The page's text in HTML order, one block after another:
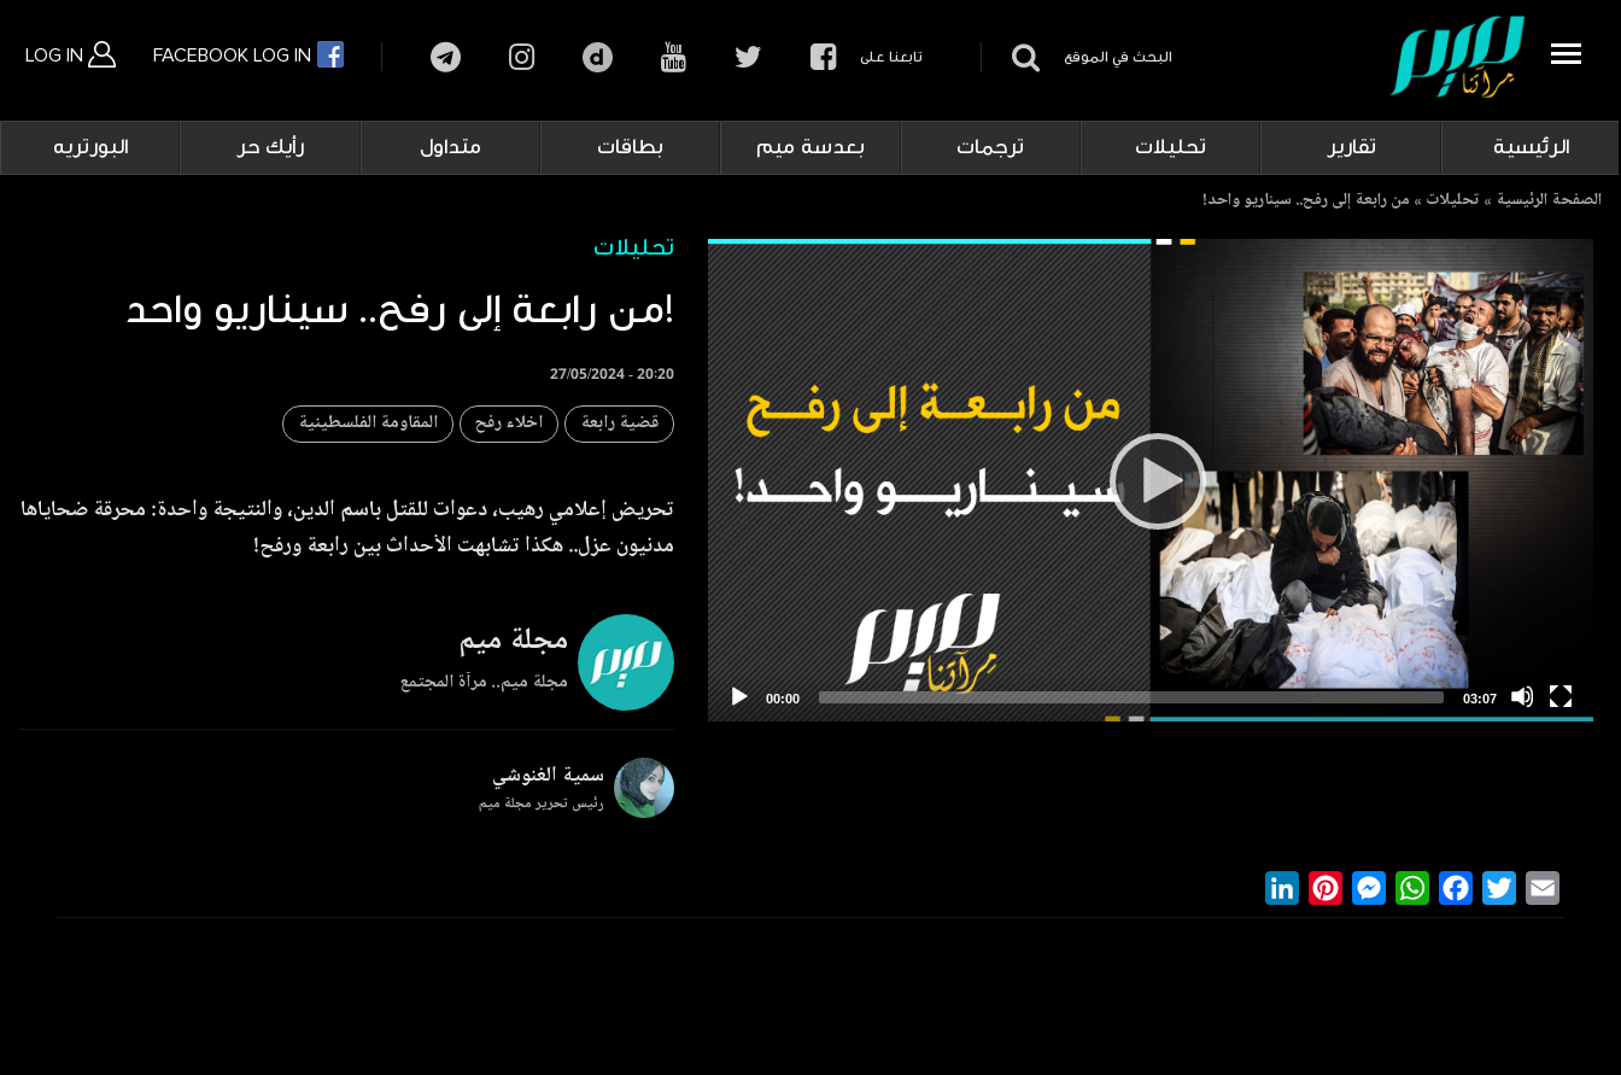
LOG IN FACEBOOK LOG IN البحث في الموقع تابعنا على
Main
navigation
الرئيسية تقارير تحليلات ترجمات بعدسة ميم بطاقات متداول رأيك حر البورتريه
Breadcrumb
الصفحة الرئيسية تحليلات من رابعة إلى رفح.. سيناريو واحد!
تحليلات
من رابعة إلى رفح.. سيناريو واحد!
27/05/2024 - 20:20
قضية رابعة اخلاء رفح المقاومة الفلسطينية
تحريض إعلامي رهيب، دعوات للقتل باسم الدين، والنتيجة واحدة: محرقة ضحاياها
مدنيون عزل.. هكذا تشابهت الأحداث بين رابعة ورفح!
مجلة ميم
مجلة ميم.. مرآة المجتمع
سمية الغنوشي
رئيس تحرير مجلة ميم
LinkedInPinterestMessengerWhatsAppFacebook
Twitter